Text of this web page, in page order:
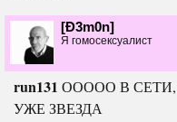
[Ð3m0n]
Я гомосексуалист
run131 ООООО В
УЖЕ ЗВЕЗДА